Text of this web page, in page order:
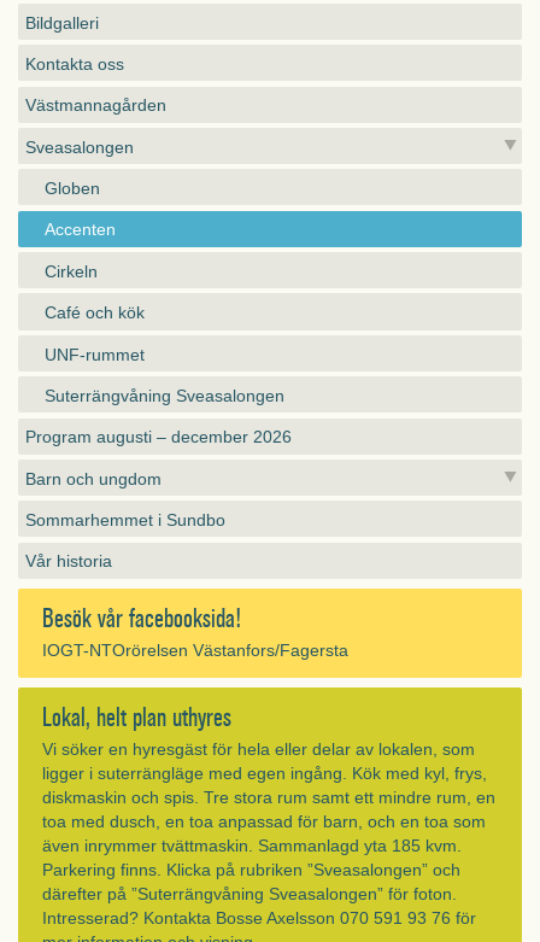
Bildgalleri
Kontakta oss
Västmannagården
Sveasalongen
Globen
Accenten
Cirkeln
Café och kök
UNF-rummet
Suterrängvåning Sveasalongen
Program augusti – december 2026
Barn och ungdom
Sommarhemmet i Sundbo
Vår historia
Besök vår facebooksida!
IOGT-NTOrörelsen Västanfors/Fagersta
Lokal, helt plan uthyres
Vi söker en hyresgäst för hela eller delar av lokalen, som
ligger i suterrängläge med egen ingång. Kök med kyl, frys,
diskmaskin och spis. Tre stora rum samt ett mindre rum, en
toa med dusch, en toa anpassad för barn, och en toa som
även inrymmer tvättmaskin. Sammanlagd yta 185 kvm.
Parkering finns. Klicka på rubriken ”Sveasalongen” och
därefter på ”Suterrängvåning Sveasalongen” för foton.
Intresserad? Kontakta Bosse Axelsson 070 591 93 76 för